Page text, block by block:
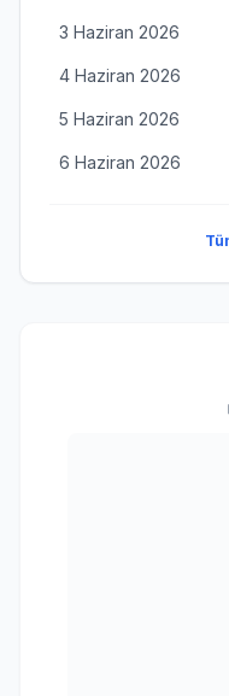
3 Haziran 2026
4 Haziran 2026
5 Haziran 2026
6 Haziran 2026